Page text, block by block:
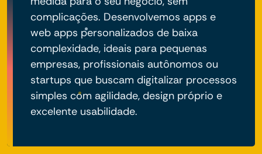
complicações. Desenvolvemos apps e
web apps personalizados de baixa
complexidade, ideais para pequenas
empresas, profissionais autônomos ou
startups que buscam digitalizar processos
simples com agilidade, design próprio e
excelente usabilidade.